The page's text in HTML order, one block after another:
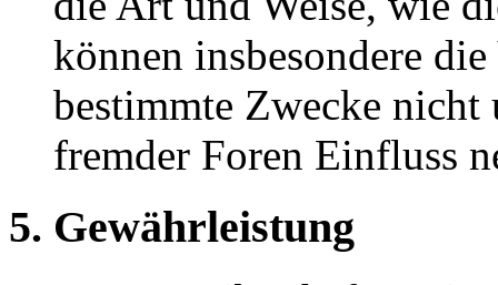
können insbesondere
bestimmte Zwecke nicht
fremder Foren Einfluss
5. Gewährleistung